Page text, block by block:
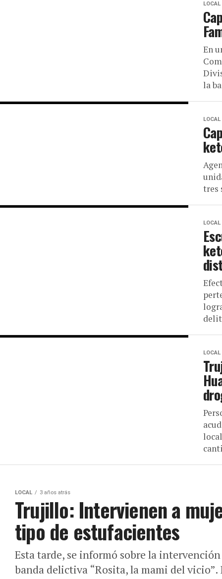
LOCAL
En
la
LOCAL
tres
LOCAL
LOCAL
LOCAL 3 años atrás
Trujillo: Intervienen a
tipo de estufacientes
Esta tarde, se informó sobre la
banda delictiva “Rosita, la mami del